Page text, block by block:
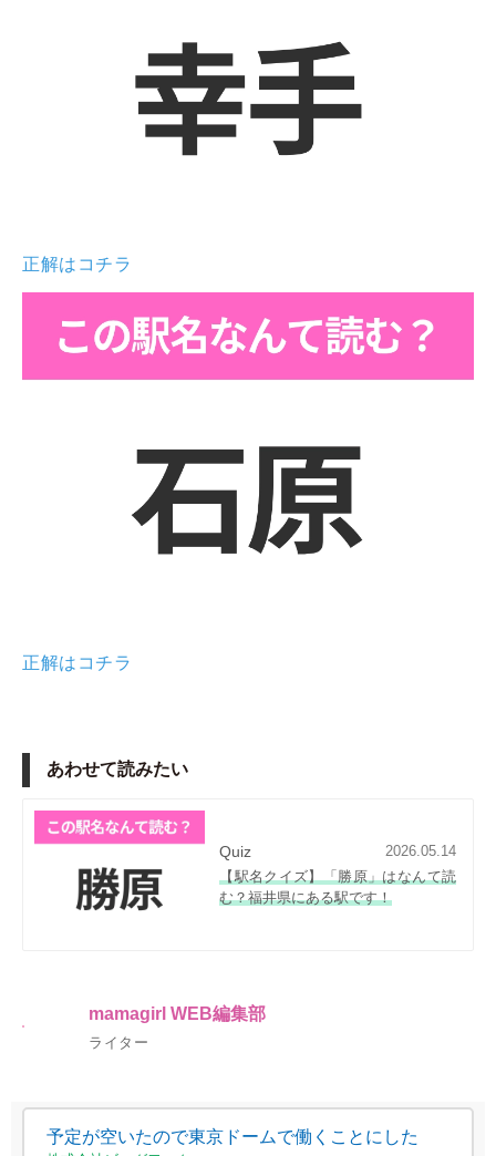
正解はコチラ
正解はコチラ
あわせて読みたい
Quiz
2026.05.14
【駅名クイズ】「勝原」はなんて読
む？福井県にある駅です！
mamagirl WEB編集部
ライター
予定が空いたので東京ドームで働くことにした